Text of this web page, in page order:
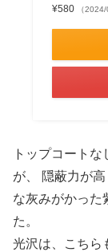
¥580
（
トップコート
が、 隠蔽力が
な灰みがかった
た。
光沢は、こちら